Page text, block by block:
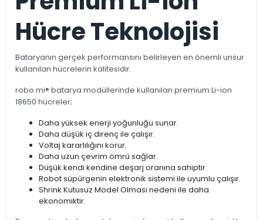
Hücre Teknolojisi
Bataryanın gerçek performansını belirleyen en önemli unsur
kullanılan hücrelerin kalitesidir.
robo mi® batarya modüllerinde kullanılan premium Li-ion
18650 hücreler;
Daha yüksek enerji yoğunluğu sunar.
Daha düşük iç direnç ile çalışır.
Voltaj kararlılığını korur.
Daha uzun çevrim ömrü sağlar.
Düşük kendi kendine deşarj oranına sahiptir.
Robot süpürgenin elektronik sistemi ile uyumlu çalışır.
Shrink Kutusuz Model Olması nedeni ile daha
ekonomiktir.